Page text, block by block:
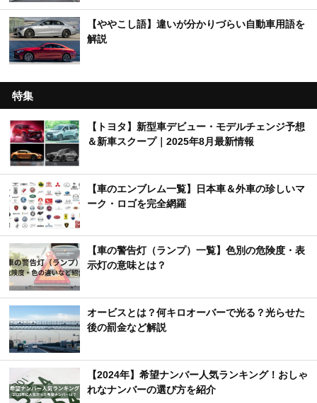
【ややこし語】違いが分かりづらい自動車用語を
解説
特集
【トヨタ】新型車デビュー・モデルチェンジ予想
＆新車スクープ｜2025年8月最新情報
【車のエンブレム一覧】日本車＆外車の珍しいマ
ーク・ロゴを完全網羅
【車の警告灯（ランプ）一覧】色別の危険度・表
示灯の意味とは？
オービスとは？何キロオーバーで光る？光らせた
後の罰金など解説
【2024年】希望ナンバー人気ランキング！おしゃ
れなナンバーの選び方を紹介